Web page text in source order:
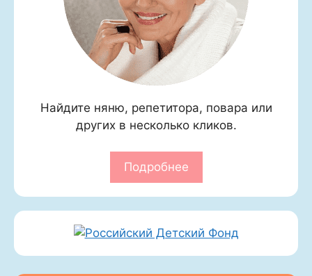
Найдите няню, репетитора, повара или
других в несколько кликов.
Подробнее